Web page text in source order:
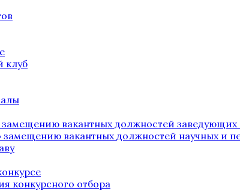
клуб
вакантных должностей заведующих
замещению вакантных должностей научных и
конкурсного отбора